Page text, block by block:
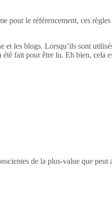
pour le référencement, ces
les blogs. Lorsqu’ils sont
fait pour être lu. Eh bien, cela
de la plus-value que peut